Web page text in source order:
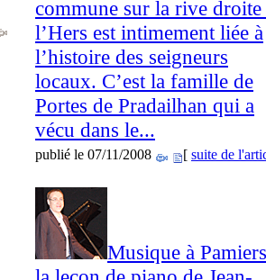
commune sur la rive droite
l’Hers est intimement liée à
l’histoire des seigneurs
locaux. C’est la famille de
Portes de Pradailhan qui a
vécu dans le...
publié le 07/11/2008 [ suite de
Musique à